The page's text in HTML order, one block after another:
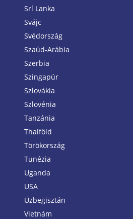
Srí Lanka
Svájc
Svédország
Szaúd-Arábia
Szerbia
Szingapúr
Szlovákia
Szlovénia
Tanzánia
Thaiföld
Törökország
Tunézia
Uganda
USA
Üzbegisztán
Vietnám